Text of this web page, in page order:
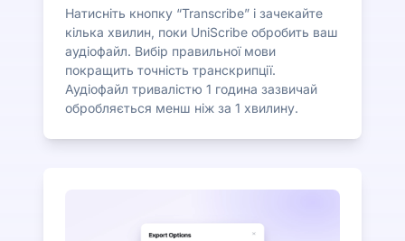
Натисніть кнопку “Transcribe” і зачекайте
кілька хвилин, поки UniScribe обробить ваш
аудіофайл. Вибір правильної мови
покращить точність транскрипції.
Аудіофайл тривалістю 1 година зазвичай
обробляється менш ніж за 1 хвилину.